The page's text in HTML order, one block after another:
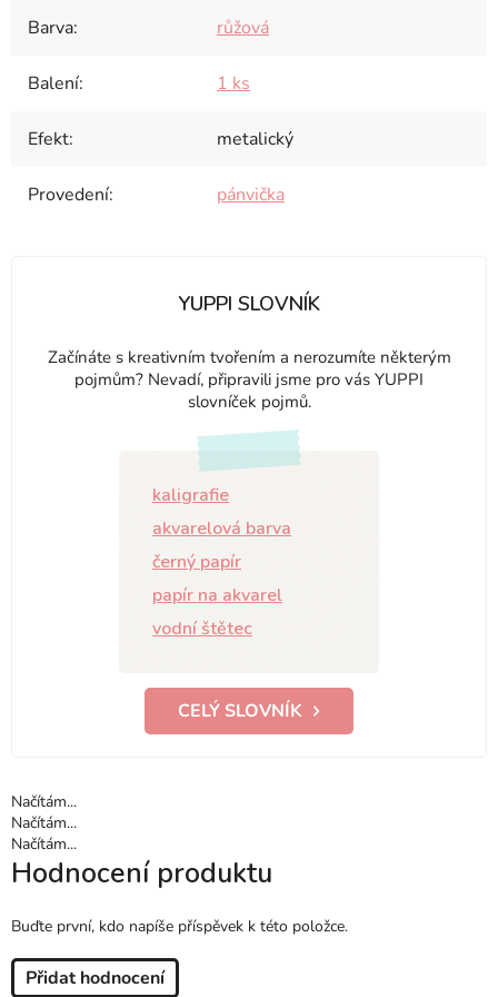
Barva: růžová
Balení: 1 ks
Efekt: metalický
Provedení: pánvička
YUPPI SLOVNÍK
Začínáte s kreativním tvořením a nerozumíte některým
pojmům? Nevadí, připravili jsme pro vás YUPPI
slovníček pojmů.
kaligrafie
akvarelová barva
černý papír
papír na akvarel
vodní štětec
CELÝ SLOVNÍK
Načítám...
Načítám...
Načítám...
Hodnocení produktu
Buďte první, kdo napíše příspěvek k této položce.
Přidat hodnocení